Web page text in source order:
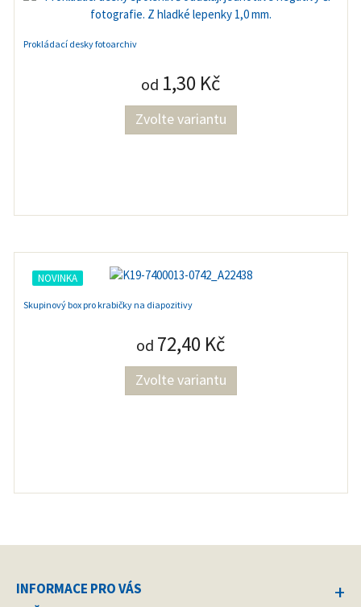
Prokládací desky fotoarchiv
od 1,30 Kč
Zvolte variantu
NOVINKA
Skupinový box pro krabičky na diapozitivy
od 72,40 Kč
Zvolte variantu
INFORMACE PRO VÁS